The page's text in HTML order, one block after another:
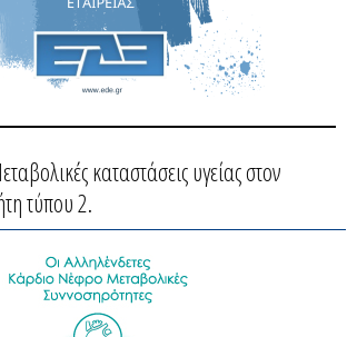
καταστάσεις υγείας στον
τύπου 2.